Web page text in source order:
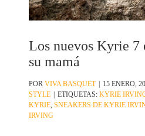
Los nuevos Kyrie 7
su mamá
PORVIVA BASQUET | 15 ENERO,
STYLE | ETIQUETAS:KYRIE
KYRIE ,SNEAKERS DE KYRIE
IRVING